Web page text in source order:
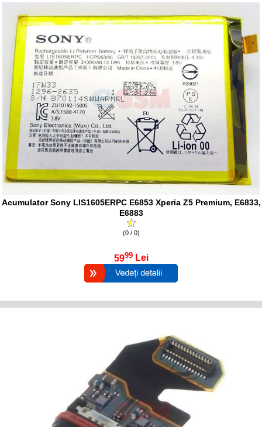
Acumulator Sony LIS1605ERPC E6853 Xperia Z5 Premium, E6833,
E6883
(0 / 0)
5999 Lei